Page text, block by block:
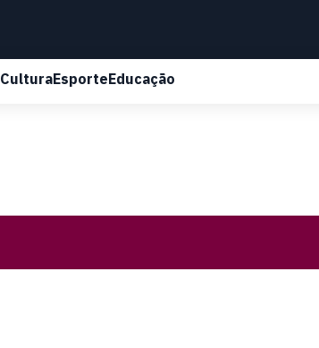
CulturaEsporteEducação